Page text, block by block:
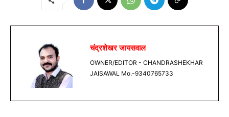
चंद्रशेखर जायसवाल
OWNER/EDITOR - CHANDRASHEKHAR
JAISAWAL Mo.-9340765733